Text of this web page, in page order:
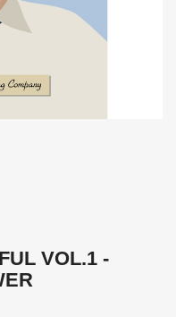
VOL.1 -